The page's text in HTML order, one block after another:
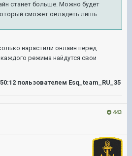
станет больше. Можно будет
сможет овладеть лишь
нарастили онлайн перед
режима найдутся свои
пользователем Esq_team_RU_35
443